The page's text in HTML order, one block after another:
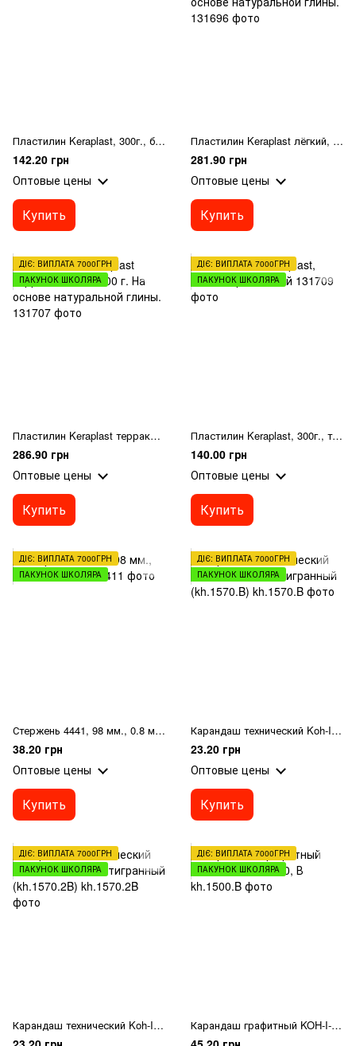
Пластилин Keraplast, 300г., белый
142.20 грн
Оптовые цены
Купить
Пластилин Keraplast лёгкий, белый, 130 г. На основе натуральной глины.
281.90 грн
Оптовые цены
Купить
ДІЄ: ВИПЛАТА 7000ГРН
ПАКУНОК ШКОЛЯРА
Пластилин Keraplast терракотовый 1000 г. На основе натуральной глины.
286.90 грн
Оптовые цены
Купить
ДІЄ: ВИПЛАТА 7000ГРН
ПАКУНОК ШКОЛЯРА
Пластилин Keraplast, 300г., теракотовий
140.00 грн
Оптовые цены
Купить
ДІЄ: ВИПЛАТА 7000ГРН
ПАКУНОК ШКОЛЯРА
Стержень 4441, 98 мм., 0.8 мм., синий
38.20 грн
Оптовые цены
Купить
ДІЄ: ВИПЛАТА 7000ГРН
ПАКУНОК ШКОЛЯРА
Карандаш технический Koh-I-noor B шестигранный (kh.1570.B)
23.20 грн
Оптовые цены
Купить
ДІЄ: ВИПЛАТА 7000ГРН
ПАКУНОК ШКОЛЯРА
Карандаш технический Koh-I-noor 2B шестигранный (kh.1570.2B)
ДІЄ: ВИПЛАТА 7000ГРН
ПАКУНОК ШКОЛЯРА
Карандаш графитный KOH-I-NOOR, 1500, В